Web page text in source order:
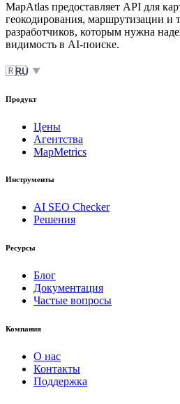
MapAtlas предоставляет API для
геокодирования, маршрутизации и
разработчиков, которым нужна
видимость в AI-поиске.
🇷🇺
RU ▼
Продукт
Цены
Агентства
MapMetrics
Инструменты
AI SEO Checker
Решения
Ресурсы
Блог
Документация
Частые вопросы
Компания
О нас
Контакты
Поддержка